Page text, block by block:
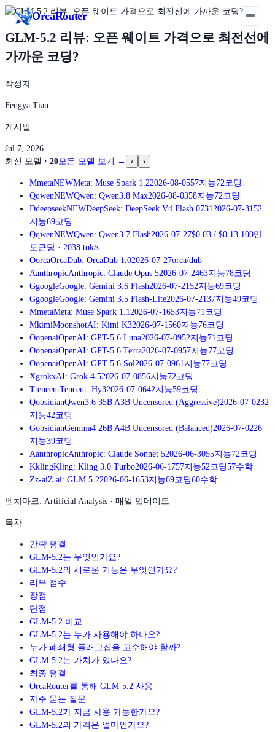
OrcaRouter
GLM-5.2 리뷰: 오픈 웨이트 가격으로 최전선에
가까운 코딩?
작성자
Fengya Tian
게시일
Jul 7, 2026
최신 모델 · 20모든 모델 보기 → ‹ ›
MmetaNEWMeta: Muse Spark 1.22026-08-0557지능72 코딩
QqwenNEWQwen: Qwen3.8 Max2026-08-0358지능72 코딩
DdeepseekNEWDeepSeek: DeepSeek V4 Flash 0731 2026-07-31 52
지능69코딩
QqwenNEWQwen: Qwen3.7 Flash2026-07-27$0.03 / $0.13 100만
토큰당 · 2038 tok/s
OorcaOrcaDub: OrcaDub 1.02026-07-27orca/dub
AanthropicAnthropic: Claude Opus 52026-07-2463지능78코딩
GgoogleGoogle: Gemini 3.6 Flash2026-07-21 52지능69코딩
GgoogleGoogle: Gemini 3.5 Flash-Lite2026-07-21 37지능49코딩
MmetaMeta: Muse Spark 1.1 2026-07-1653지능71 코딩
MkimiMoonshotAI: Kimi K32026-07-1560지능76코딩
OopenaiOpenAI: GPT-5.6 Luna2026-07-0952지능71 코딩
OopenaiOpenAI: GPT-5.6 Terra2026-07-0957지능77코딩
OopenaiOpenAI: GPT-5.6 Sol 2026-07-0961 지능77코딩
XgrokxAI: Grok 4.52026-07-0856지능72 코딩
TtencentTencent: Hy32026-07-0642지능59코딩
QobsidianQwen3.6 35B A3B Uncensored (Aggressive)2026-07-0232
지능42 코딩
GobsidianGemma4 26B A4B Uncensored (Balanced)2026-07-0226
지능39코딩
AanthropicAnthropic: Claude Sonnet 52026-06-3055지능72 코딩
KklingKling: Kling 3.0 Turbo2026-06-1757지능52 코딩57수학
Zz-aiZ.ai: GLM 5.22026-06-1653지능69코딩60수학
벤치마크: Artificial Analysis · 매일 업데이트
목차
간략 평결
GLM-5.2는 무엇인가요?
GLM-5.2의 새로운 기능은 무엇인가요?
리뷰 점수
장점
단점
GLM-5.2 비교
GLM-5.2는 누가 사용해야 하나요?
누가 폐쇄형 플래그십을 고수해야 할까?
GLM-5.2는 가치가 있나요?
최종 평결
OrcaRouter를 통해 GLM-5.2 사용
자주 묻는 질문
GLM-5.2가 지금 사용 가능한가요?
GLM-5.2의 가격은 얼마인가요?